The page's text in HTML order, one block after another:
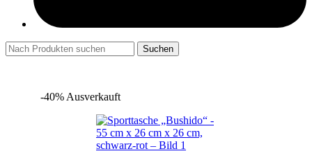
Suchen
-40% Ausverkauft